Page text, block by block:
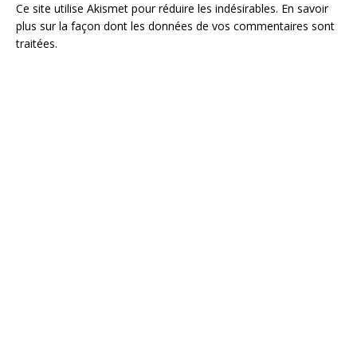
Ce site utilise Akismet pour réduire les indésirables. En savoir
plus sur la façon dont les données de vos commentaires sont
traitées.